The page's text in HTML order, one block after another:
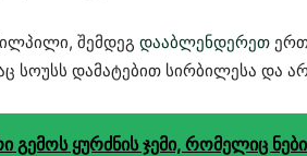
შემდეგ დააბლენდერეთ
სოუსს დამატებით სირბილესა და
გემოს ყურძნის ჯემი, რომელიც